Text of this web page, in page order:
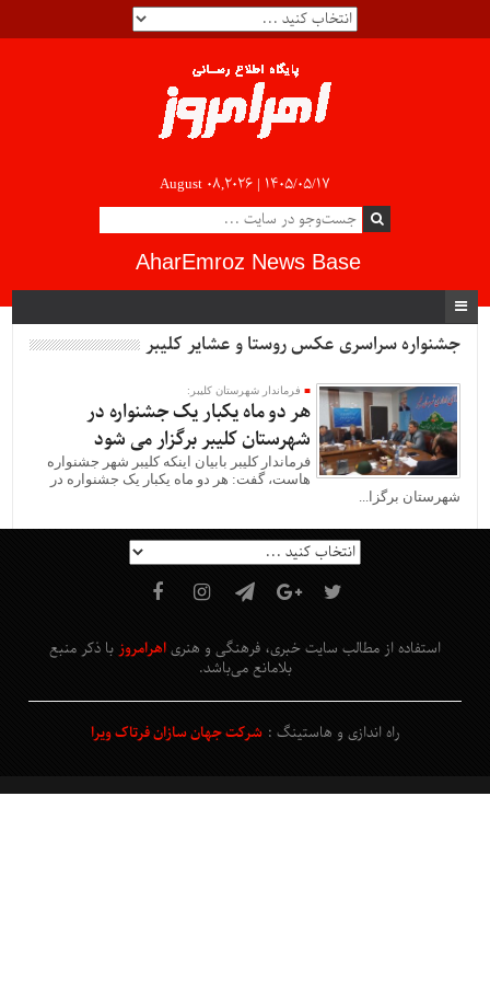
August 08,2026 | ۱۴۰۵/۰۵/۱۷
AharEmroz News Base
جشنواره سراسری عکس روستا و عشایر کلیبر
فرماندار شهرستان کلیبر:
هر دو ماه یکبار یک جشنواره در
شهرستان کلیبر برگزار می شود
فرماندار کلیبر بابیان اینکه کلیبر شهر جشنواره
هاست، گفت: هر دو ماه یکبار یک جشنواره در
شهرستان برگزا...
استفاده از مطالب سایت خبری، فرهنگی و هنری اهرامروز با ذکر منبع
بلامانع می‌باشد.
راه اندازی و هاستینگ :شرکت جهان سازان فرتاک ویرا